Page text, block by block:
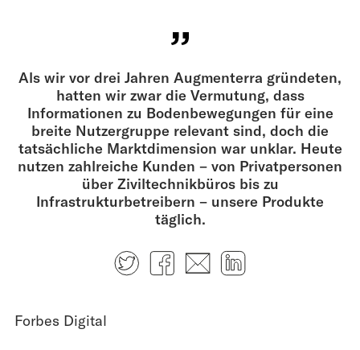
Als wir vor drei Jahren Augmenterra gründeten,
hatten wir zwar die Vermutung, dass
Informationen zu Bodenbewegungen für eine
breite Nutzergruppe relevant sind, doch die
tatsächliche Marktdimension war unklar. Heute
nutzen zahlreiche Kunden – von Privatpersonen
über Ziviltechnikbüros bis zu
Infrastrukturbetreibern – unsere Produkte
täglich.
TwitterFacebook
E-mail
Forbes Digital